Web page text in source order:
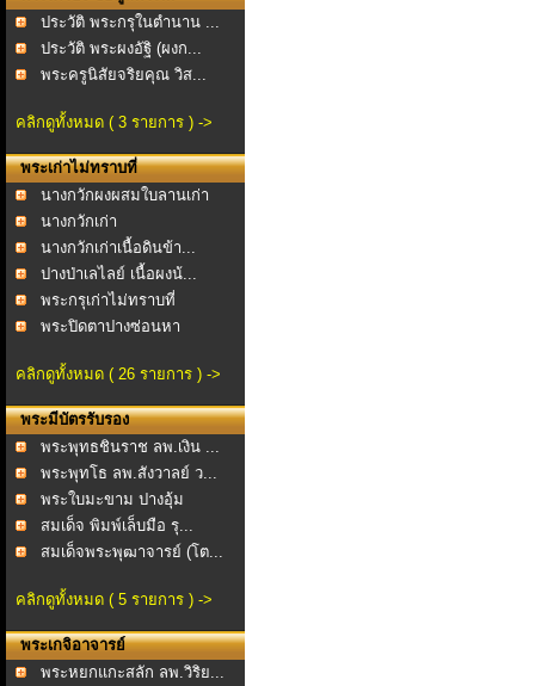
ประวัติ พระกรุในตำนาน ...
ประวัติ พระผงอัฐิ (ผงก...
พระครูนิสัยจริยคุณ วิส...
คลิกดูทั้งหมด ( 3 รายการ ) ->
พระเก่าไม่ทราบที่
นางกวักผงผสมใบลานเก่า
นางกวักเก่า
นางกวักเก่าเนื้อดินข้า...
ปางป่าเลไลย์ เนื้อผงน้...
พระกรุเก่าไม่ทราบที่
พระปิดตาปางซ่อนหา
คลิกดูทั้งหมด ( 26 รายการ ) ->
พระมีบัตรรับรอง
พระพุทธชินราช ลพ.เงิน ...
พระพุทโธ ลพ.สังวาลย์ ว...
พระใบมะขาม ปางอุ้ม
บาตร...สมเด็จ พิมพ์เล็บมือ รุ...
สมเด็จพระพุฒาจารย์ (โต...
คลิกดูทั้งหมด ( 5 รายการ ) ->
พระเกจิอาจารย์
พระหยกแกะสลัก ลพ.วิริย...